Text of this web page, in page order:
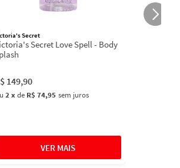
Secret
Secret Love Spell - Body
149,90
2xde R$ 74,95 sem juros